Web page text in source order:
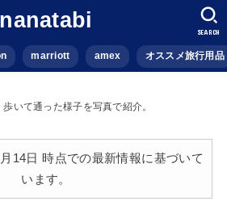
nanatabi
marriott amex オススメ旅行用品
SEARCH
いて通った様子を写真で紹介。
14日 時点での最新情報に基づいて
います。